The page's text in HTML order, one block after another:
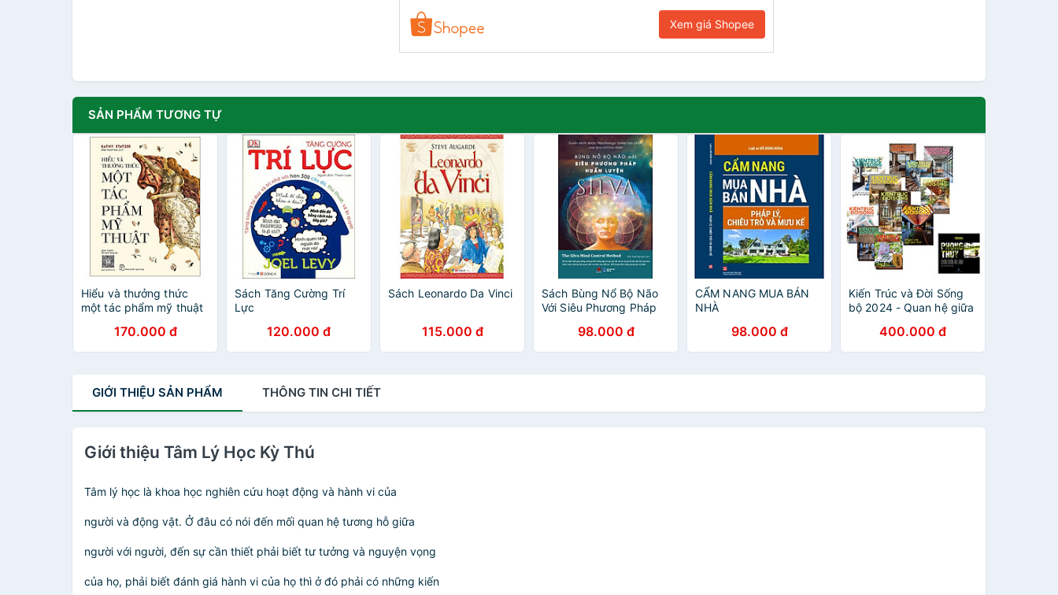
Xem giá Shopee
SẢN PHẨM TƯƠNG TỰ
Hiểu và thưởng thức
một tác phẩm mỹ thuật
170.000 đ
Sách Tăng Cường Trí
Lực
120.000 đ
Sách Leonardo Da Vinci
115.000 đ
Sách Bùng Nổ Bộ Não
Với Siêu Phương Pháp
98.000 đ
CẨM NANG MUA BÁN
NHÀ
98.000 đ
Kiến Trúc và Đời Sống
bộ 2024 - Quan hệ giữa
400.000 đ
GIỚI THIỆU SẢN PHẨM THÔNG TIN CHI TIẾT
Giới thiệu Tâm Lý Học Kỳ Thú
Tâm lý học là khoa học nghiên cứu hoạt động và hành vi của
người và động vật. Ở đâu có nói đến mối quan hệ tương hỗ giữa
người với người, đến sự cần thiết phải biết tư tưởng và nguyện vọng
của họ, phải biết đánh giá hành vi của họ thì ở đó phải có những kiến